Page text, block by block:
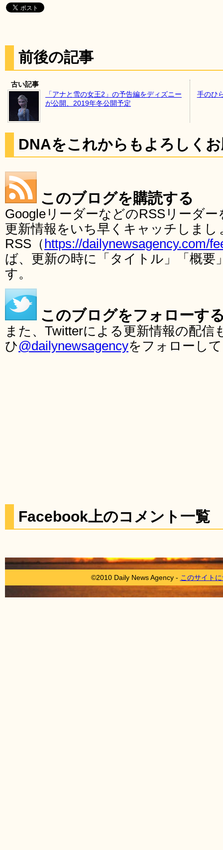
前後の記事
古い記事
「アナと雪の女王2」の予告編をディズニー
が公開、2019年冬公開予定
手のひ
DNAをこれからもよろしく
このブログを購読する
GoogleリーダーなどのRSSリーダ
更新情報をいち早くキャッチしま
RSS（ https://dailynewsagency.com/
ば、更新の時に「タイトル」「概要
す。
このブログをフォローす
また、Twitterによる更新情報の配
ひ@dailynewsagencyをフォローし
Facebook上のコメント一覧
©2010 Daily News Agency - このサイト